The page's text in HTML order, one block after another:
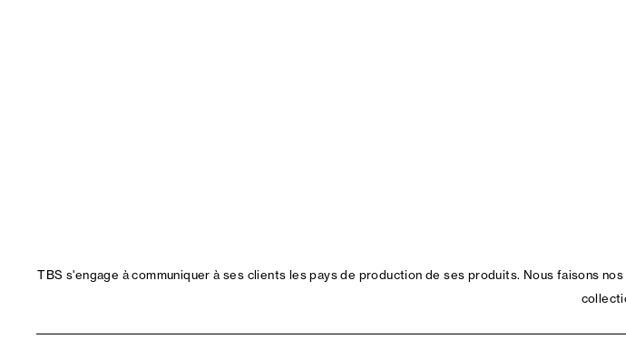
TBS s'engage à communiquer à ses clients les pays de production de ses produits. Nous faisons